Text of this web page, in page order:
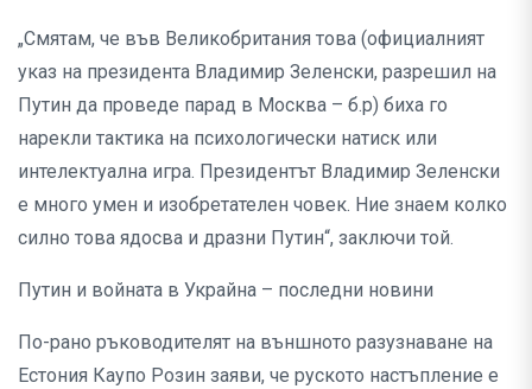
„Смятам, че във Великобритания това (официалният
указ на президента Владимир Зеленски, разрешил на
Путин да проведе парад в Москва – б.р) биха го
нарекли тактика на психологически натиск или
интелектуална игра. Президентът Владимир Зеленски
е много умен и изобретателен човек. Ние знаем колко
силно това ядосва и дразни Путин“, заключи той.
Путин и войната в Украйна – последни новини
По-рано ръководителят на външното разузнаване на
Естония Каупо Розин заяви, че руското настъпление е